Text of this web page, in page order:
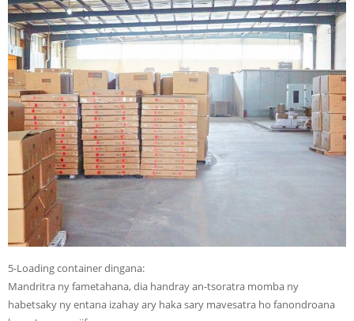
5-Loading container dingana:
Mandritra ny fametahana, dia handray an-tsoratra momba ny
habetsaky ny entana izahay ary haka sary mavesatra ho fanondroana